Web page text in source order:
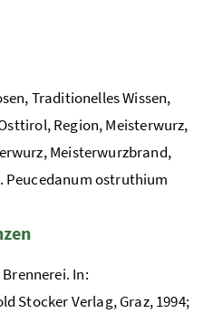
Traditionelles Wissen,
Region, Meisterwurz,
Meisterwurzbrand,
ostruthium
In:
Stocker Verlag, Graz, 1994;